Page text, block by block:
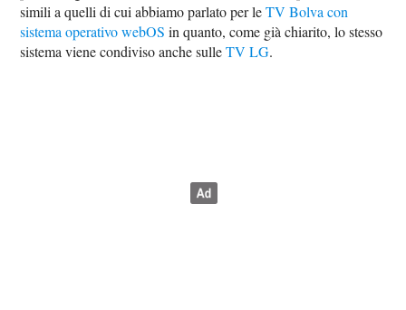
simili a quelli di cui abbiamo parlato per leTV Bolva con
sistema operativo webOS in quanto, come già chiarito, lo stesso
sistema viene condiviso anche sulleTV LG.